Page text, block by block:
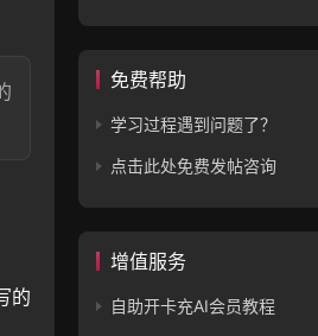
的
免费帮助
学习过程遇到问题了？
点击此处免费发帖咨询
增值服务
自助开卡充AI会员教程